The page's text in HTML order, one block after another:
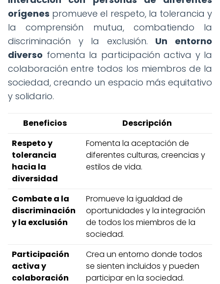
orígenes promueve el respeto, la tolerancia y
la comprensión mutua, combatiendo la
discriminación y la exclusión. Un entorno
diverso fomenta la participación activa y la
colaboración entre todos los miembros de la
sociedad, creando un espacio más equitativo
y solidario.
Beneficios
Descripción
Respeto y
tolerancia
hacia la
diversidad
Fomenta la aceptación de
diferentes culturas, creencias y
estilos de vida.
Combate a la
discriminación
y la exclusión
Promueve la igualdad de
oportunidades y la integración
de todos los miembros de la
sociedad.
Participación
activa y
colaboración
Crea un entorno donde todos
se sienten incluidos y pueden
participar en la sociedad.